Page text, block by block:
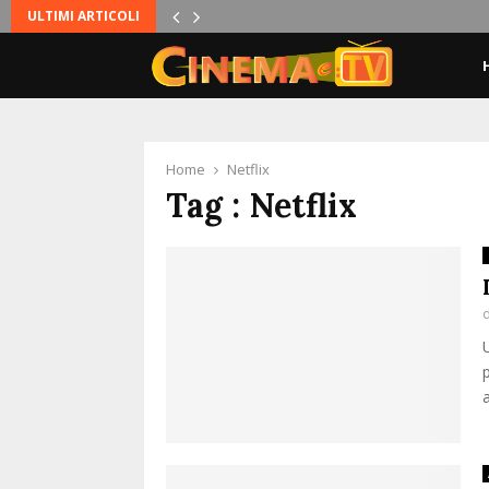
ULTIMI ARTICOLI
Home Netflix
Tag : Netflix